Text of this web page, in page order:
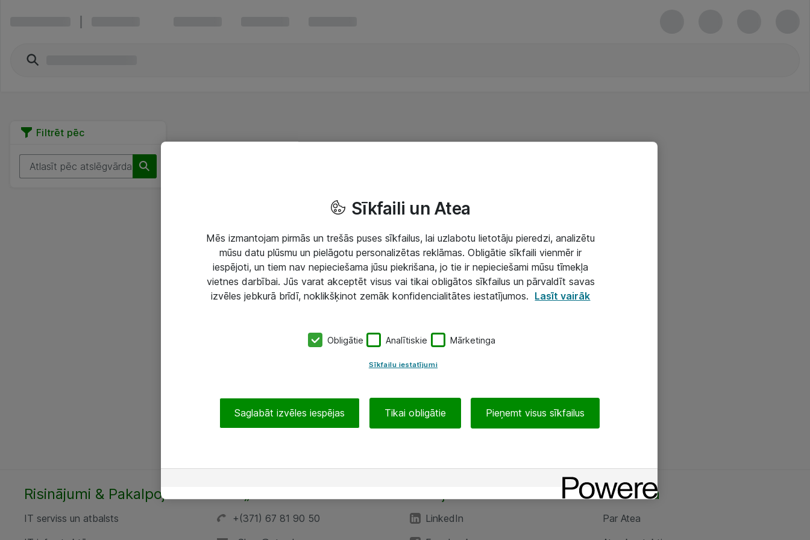
Filtrēt pēc
Risinājumi & Pakalpojumi
IT serviss un atbalsts
+(371) 67 81 90 50
LinkedIn
Par Atea
Par Atea
Sīkfaili un Atea
Mēs izmantojam pirmās un trešās puses sīkfailus, lai uzlabotu lietotāju pieredzi, analizētu
mūsu datu plūsmu un pielāgotu personalizētas reklāmas. Obligātie sīkfaili vienmēr ir
iespējoti, un tiem nav nepieciešama jūsu piekrišana, jo tie ir nepieciešami mūsu tīmekļa
vietnes darbībai. Jūs varat akceptēt visus vai tikai obligātos sīkfailus un pārvaldīt savas
izvēles jebkurā brīdī, noklikšķinot zemāk konfidencialitātes iestatījumos. Lasīt vairāk
Obligātie Analītiskie Mārketinga
Sīkfailu iestatījumi
Saglabāt izvēles iespējas Tikai obligātie Pieņemt visus sīkfailus